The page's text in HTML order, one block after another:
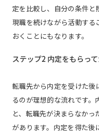
定を比較し、自分の条件と
現職を続けながら活動する
おくことにもなります。
ステップ2 内定をもらっ
転職先から内定を受けた後
るのが理想的な流れです。
と、転職先が決まらなか
があります。内定を得た後